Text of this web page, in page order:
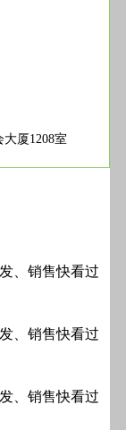
大厦1208室